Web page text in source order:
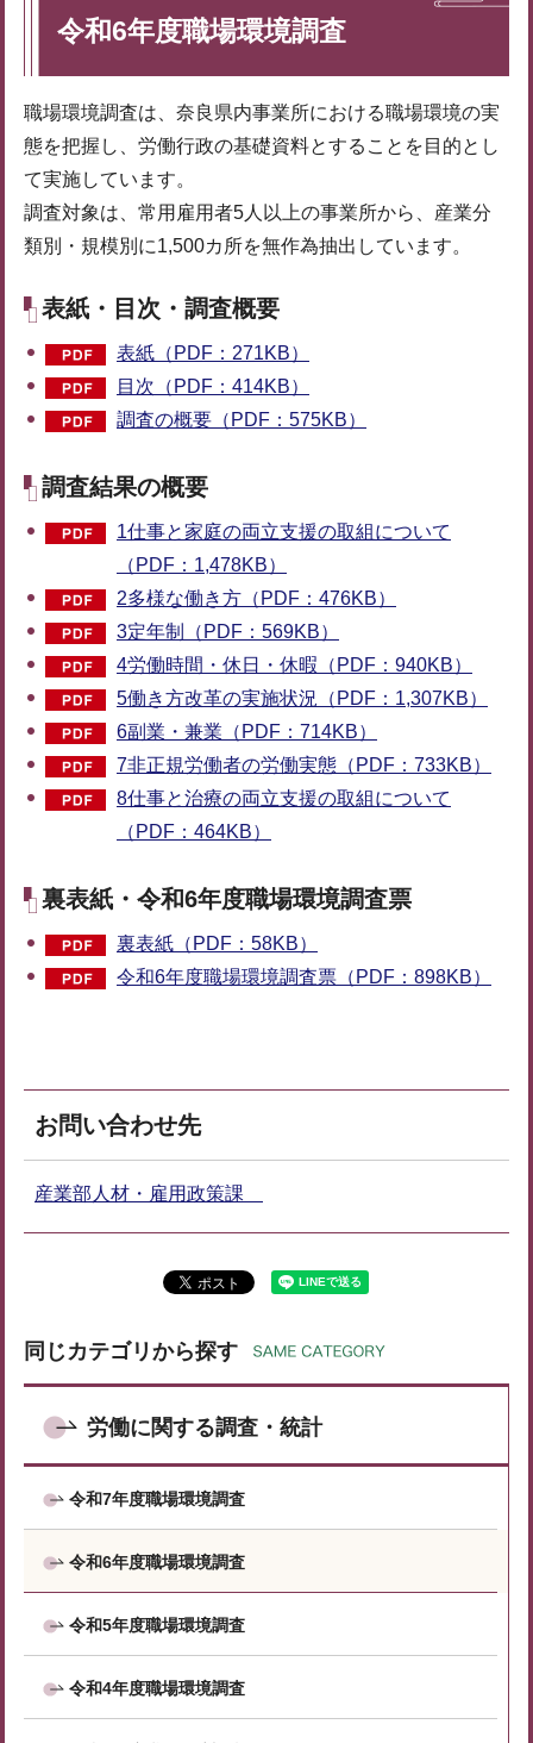
令和6年度職場環境調査
職場環境調査は、奈良県内事業所における職場環境の実
態を把握し、労働行政の基礎資料とすることを目的とし
て実施しています。
調査対象は、常用雇用者5人以上の事業所から、産業分
類別・規模別に1,500カ所を無作為抽出しています。
表紙・目次・調査概要
表紙（PDF：271KB）
目次（PDF：414KB）
調査の概要（PDF：575KB）
調査結果の概要
1仕事と家庭の両立支援の取組について
（PDF：1,478KB）
2多様な働き方（PDF：476KB）
3定年制（PDF：569KB）
4労働時間・休日・休暇（PDF：940KB）
5働き方改革の実施状況（PDF：1,307KB）
6副業・兼業（PDF：714KB）
7非正規労働者の労働実態（PDF：733KB）
8仕事と治療の両立支援の取組について
（PDF：464KB）
裏表紙・令和6年度職場環境調査票
裏表紙（PDF：58KB）
令和6年度職場環境調査票（PDF：898KB）
お問い合わせ先
産業部人材・雇用政策課
同じカテゴリから探す
労働に関する調査・統計
令和7年度職場環境調査
令和6年度職場環境調査
令和5年度職場環境調査
令和4年度職場環境調査